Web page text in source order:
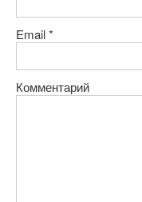
Email*
Комментарий